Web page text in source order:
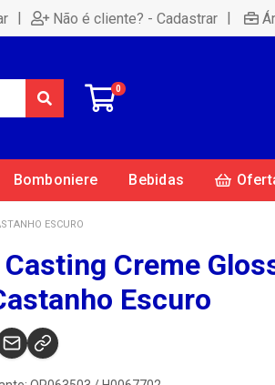
| Não é cliente? - Cadastrar |
0
Bomboniere Bebidas
ESCURO
Creme
Escuro